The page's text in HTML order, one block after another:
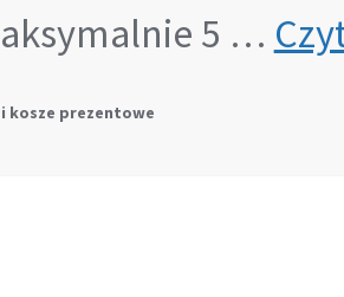
5 …
kosze prezentowe